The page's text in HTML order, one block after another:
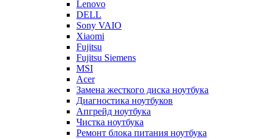
Lenovo
DELL
Sony VAIO
Xiaomi
Fujitsu
Fujitsu Siemens
MSI
Acer
Замена жесткого диска ноутбука
Диагностика ноутбуков
Апгрейд ноутбука
Чистка ноутбука
Ремонт блока питания ноутбука